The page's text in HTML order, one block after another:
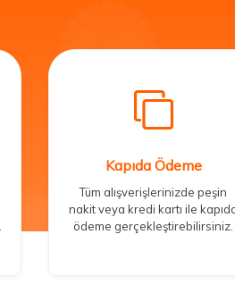
Kapıda Ödeme
Tüm alışverişlerinizde peşin
nakit veya kredi kartı ile
ödeme gerçekleştirebilirsiniz.